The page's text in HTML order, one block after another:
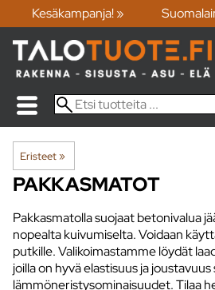
Kesäkampanja! »
Eristeet‪»
PAKKASMATOT
Pakkasmatolla suojaat betonivalua
nopealta kuivumiselta. Voidaan
putkille. Valikoimastamme löydät
joilla on hyvä elastisuus ja
lämmöneristysominaisuudet. Tilaa